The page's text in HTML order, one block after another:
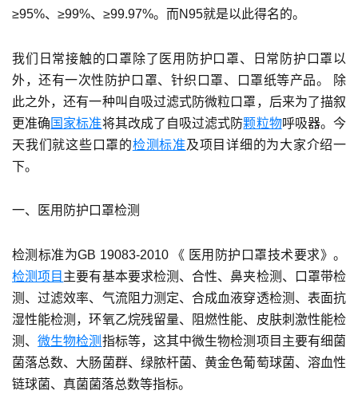
≥95%、≥99%、≥99.97%。而N95就是以此得名的。
我们日常接触的口罩除了医用防护口罩、日常防护口罩以
外，还有一次性防护口罩、针织口罩、口罩纸等产品。 除
此之外，还有一种叫自吸过滤式防微粒口罩，后来为了描叙
更准确 国家标准将其改成了自吸过滤式防颗粒物呼吸器。今
天我们就这些口罩的检测标准及项目详细的为大家介绍一
下。
一、医用防护口罩检测
检测标准为GB 19083-2010 《 医用防护口罩技术要求》。
检测项目 主要有基本要求检测、合性、鼻夹检测、口罩带检
测、过滤效率、气流阻力测定、合成血液穿透检测、表面抗
湿性能检测，环氧乙烷残留量、阻燃性能、皮肤刺激性能检
测、微生物检测 指标等，这其中微生物检测项目主要有细菌
菌落总数、大肠菌群、绿脓杆菌、黄金色葡萄球菌、溶血性
链球菌、真菌菌落总数等指标。